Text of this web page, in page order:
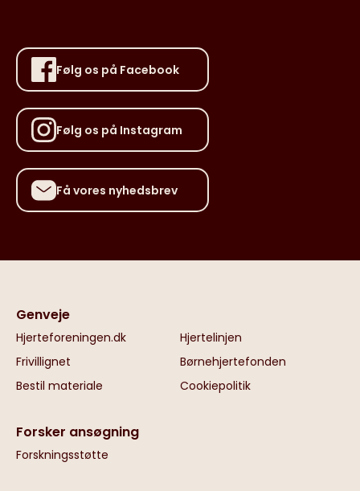
Følg os på Facebook
Følg os på Instagram
Få vores nyhedsbrev
Genveje
Hjerteforeningen.dk
Hjertelinjen
Frivillignet
Børnehjertefonden
Bestil materiale
Cookiepolitik
Forsker ansøgning
Forskningsstøtte